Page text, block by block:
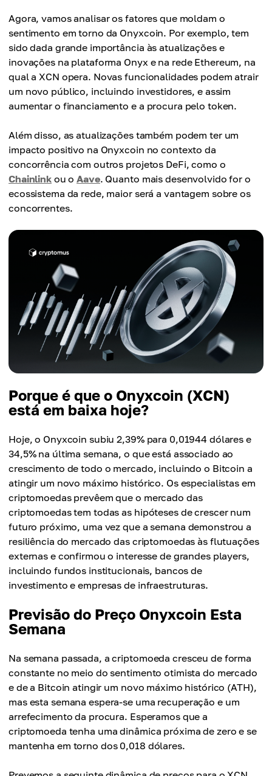
Agora, vamos analisar os fatores que moldam o
sentimento em torno da Onyxcoin. Por exemplo, tem
sido dada grande importância às atualizações e
inovações na plataforma Onyx e na rede Ethereum, na
qual a XCN opera. Novas funcionalidades podem atrair
um novo público, incluindo investidores, e assim
aumentar o financiamento e a procura pelo token.
Além disso, as atualizações também podem ter um
impacto positivo na Onyxcoin no contexto da
concorrência com outros projetos DeFi, como o
Chainlinkou oAave. Quanto mais desenvolvido for o
ecossistema da rede, maior será a vantagem sobre os
concorrentes.
Porque é que o Onyxcoin (XCN)
está em baixa hoje?
Hoje, o Onyxcoin subiu 2,39% para 0,01944 dólares e
34,5% na última semana, o que está associado ao
crescimento de todo o mercado, incluindo o Bitcoin a
atingir um novo máximo histórico. Os especialistas em
criptomoedas prevêem que o mercado das
criptomoedas tem todas as hipóteses de crescer num
futuro próximo, uma vez que a semana demonstrou a
resiliência do mercado das criptomoedas às flutuações
externas e confirmou o interesse de grandes players,
incluindo fundos institucionais, bancos de
investimento e empresas de infraestruturas.
Previsão do Preço Onyxcoin Esta
Semana
Na semana passada, a criptomoeda cresceu de forma
constante no meio do sentimento otimista do mercado
e de a Bitcoin atingir um novo máximo histórico (ATH),
mas esta semana espera-se uma recuperação e um
arrefecimento da procura. Esperamos que a
criptomoeda tenha uma dinâmica próxima de zero e se
mantenha em torno dos 0,018 dólares.